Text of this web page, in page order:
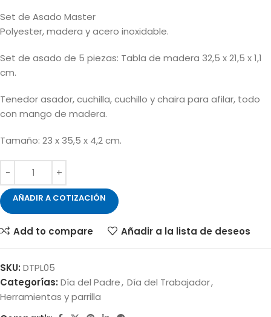
Set de Asado Master
Polyester, madera y acero inoxidable.
Set de asado de 5 piezas: Tabla de madera 32,5 x 21,5 x 1,1
cm.
Tenedor asador, cuchilla, cuchillo y chaira para afilar, todo
con mango de madera.
Tamaño: 23 x 35,5 x 4,2 cm.
AÑADIR A COTIZACIÓN
Add to compare Añadir a la lista de deseos
SKU: DTPL05
Categorías: Día del Padre, Día del Trabajador,
Herramientas y parrilla